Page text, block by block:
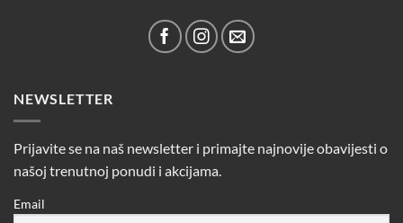
NEWSLETTER
Prijavite se na naš newsletter i primajte najnovije obavijesti o
našoj trenutnoj ponudi i akcijama.
Email